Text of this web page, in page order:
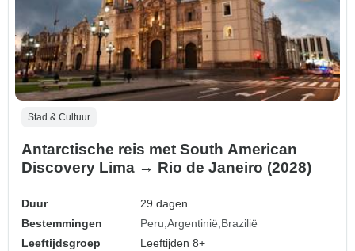
Stad & Cultuur
Antarctische reis met South American
Discovery Lima → Rio de Janeiro (2028)
Duur
29 dagen
Bestemmingen
Peru Argentinië Brazilië
Leeftijdsgroep
Leeftijden 8+